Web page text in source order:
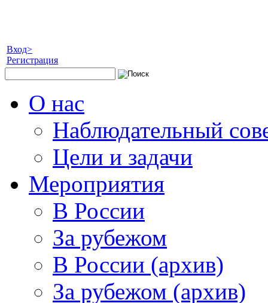
Вход>
Регистрация
О нас
Наблюдательный
Цели и задачи
Мероприятия
В России
За рубежом
В России (архив)
За рубежом (архив)